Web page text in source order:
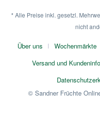
* Alle Preise inkl. gesetzl.
nicht
Über uns Wochenmärkte
Versand und Kundeninfo
© Sandner Früchte